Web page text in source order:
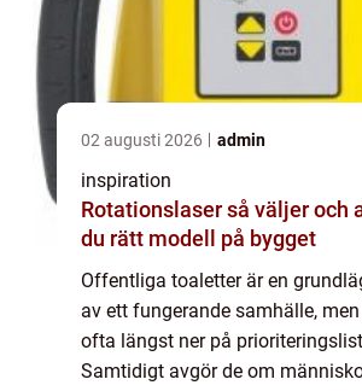
02 augusti 2026 admin
inspiration
Rotationslaser så väljer och använder
du rätt modell på bygget
Offentliga toaletter är en
av ett fungerande samhälle,
ofta längst ner på
Samtidigt avgör de om